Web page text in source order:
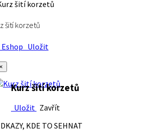
šití korzetů
Uložit
Kurz šití korzetů
Uložit Zavřít
KDE TO SEHNAT